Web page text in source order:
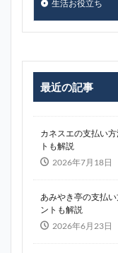
生活お役立ち
最近の記事
カネスエの支払い
トも解説
2026年7月18日
あみやき亭の支払
ントも解説
2026年6月23日